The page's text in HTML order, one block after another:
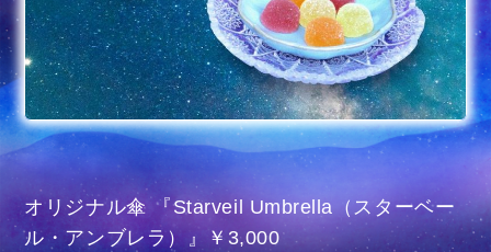
オリジナル傘 『Starveil Umbrella（スターベー
ル・アンブレラ）』￥3,000